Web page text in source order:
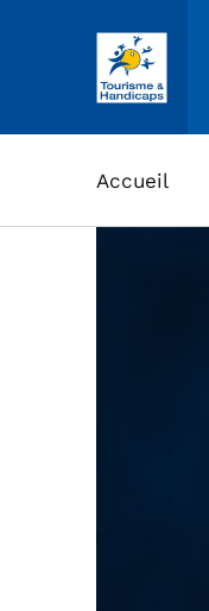
ASSOCIATION TOURISME ET HANDICAPS
Accueil